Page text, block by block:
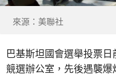
來源：美聯社
巴基斯坦國會選舉投票
競選辦公室，先後遇襲